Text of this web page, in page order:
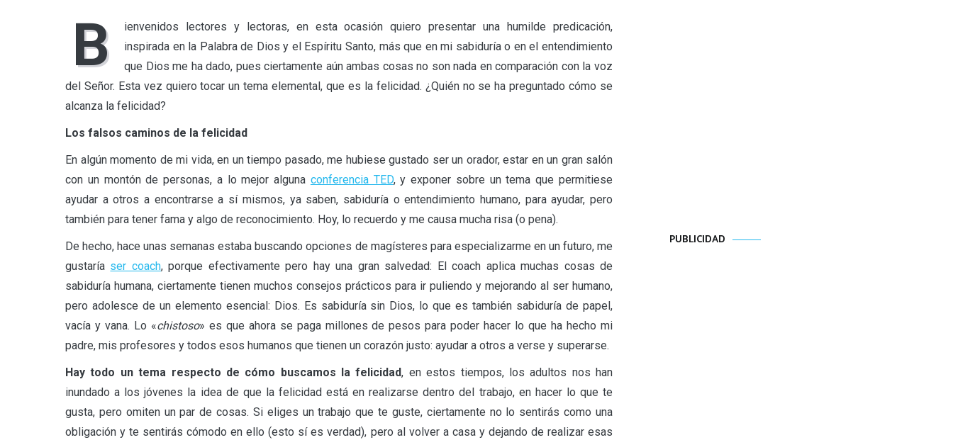
B
ienvenidos lectores y lectoras, en esta ocasión quiero presentar una humilde predicación,
inspirada en la Palabra de Dios y el Espíritu Santo, más que en mi sabiduría o en el entendimiento
que Dios me ha dado, pues ciertamente aún ambas cosas no son nada en comparación con la voz
del Señor. Esta vez quiero tocar un tema elemental, que es la felicidad. ¿Quién no se ha preguntado cómo se
alcanza la felicidad?
Los falsos caminos de la felicidad
En algún momento de mi vida, en un tiempo pasado, me hubiese gustado ser un orador, estar en un gran salón
con un montón de personas, a lo mejor alguna conferencia TED, y exponer sobre un tema que permitiese
ayudar a otros a encontrarse a sí mismos, ya saben, sabiduría o entendimiento humano, para ayudar, pero
también para tener fama y algo de reconocimiento. Hoy, lo recuerdo y me causa mucha risa (o pena).
De hecho, hace unas semanas estaba buscando opciones de magísteres para especializarme en un futuro, me
gustaría ser coach, porque efectivamente pero hay una gran salvedad: El coach aplica muchas cosas de
sabiduría humana, ciertamente tienen muchos consejos prácticos para ir puliendo y mejorando al ser humano,
pero adolesce de un elemento esencial: Dios. Es sabiduría sin Dios, lo que es también sabiduría de papel,
vacía y vana. Lo «chistoso» es que ahora se paga millones de pesos para poder hacer lo que ha hecho mi
padre, mis profesores y todos esos humanos que tienen un corazón justo: ayudar a otros a verse y superarse.
Hay todo un tema respecto de cómo buscamos la felicidad, en estos tiempos, los adultos nos han
inundado a los jóvenes la idea de que la felicidad está en realizarse dentro del trabajo, en hacer lo que te
gusta, pero omiten un par de cosas. Si eliges un trabajo que te guste, ciertamente no lo sentirás como una
obligación y te sentirás cómodo en ello (esto sí es verdad), pero al volver a casa y dejando de realizar esas
PUBLICIDAD